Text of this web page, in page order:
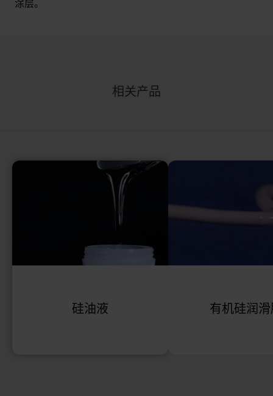
涂层。
相关产品
硅油液 有机硅润